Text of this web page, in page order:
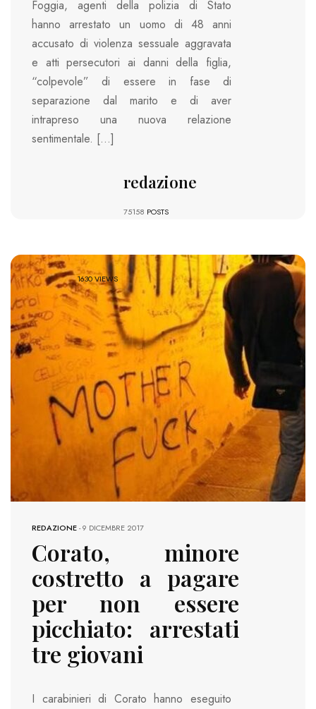
Foggia, agenti della polizia di Stato
hanno arrestato un uomo di 48 anni
accusato di violenza sessuale aggravata
e atti persecutori ai danni della figlia,
“colpevole” di essere in fase di
separazione dal marito e di aver
intrapreso una nuova relazione
sentimentale. […]
redazione
75158 POSTS
1630 VIEWS
REDAZIONE-9 DICEMBRE 2017
Corato, minore
costretto a pagare
per non essere
picchiato: arrestati
tre giovani
I carabinieri di Corato hanno eseguito